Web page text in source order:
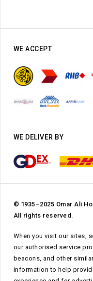
Subtotal:
WE ACCEPT
WE DELIVER BY
© 1935–2025 Omar Ali
All rights reserved.
When you visit our sites,
our authorised service
beacons, and other
information to help